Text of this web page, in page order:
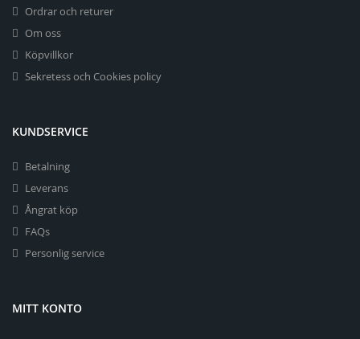
Ordrar och returer
Om oss
Köpvillkor
Sekretess och Cookies policy
KUNDSERVICE
Betalning
Leverans
Ångrat köp
FAQs
Personlig service
MITT KONTO